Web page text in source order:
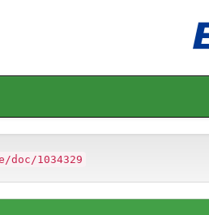
1034329